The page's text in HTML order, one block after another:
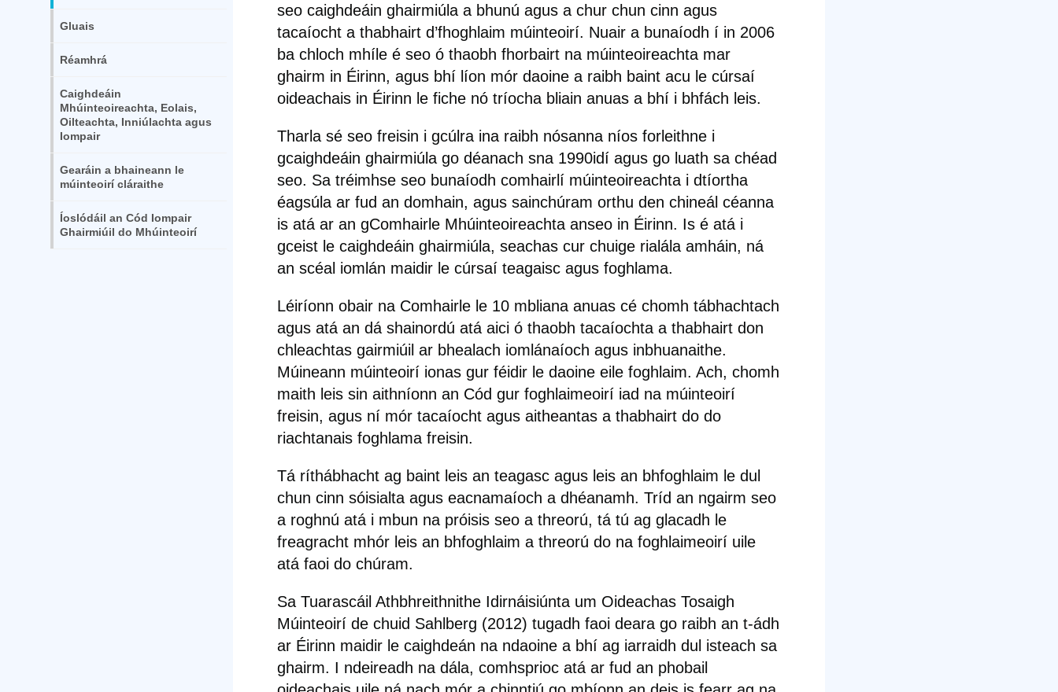
Gluais
Réamhrá
Caighdeáin
Mhúinteoireachta, Eolais,
Oilteachta, Inniúlachta agus
Iompair
Gearáin a bhaineann le
múinteoirí cláraithe
Íoslódáil an Cód Iompair
Ghairmiúil do Mhúinteoirí
seo caighdeáin ghairmiúla a bhunú agus a chur chun cinn agus
tacaíocht a thabhairt d’fhoghlaim múinteoirí. Nuair a bunaíodh í in 2006
ba chloch mhíle é seo ó thaobh fhorbairt na múinteoireachta mar
ghairm in Éirinn, agus bhí líon mór daoine a raibh baint acu le cúrsaí
oideachais in Éirinn le fiche nó tríocha bliain anuas a bhí i bhfách leis.
Tharla sé seo freisin i gcúlra ina raibh nósanna níos forleithne i
gcaighdeáin ghairmiúla go déanach sna 1990idí agus go luath sa chéad
seo. Sa tréimhse seo bunaíodh comhairlí múinteoireachta i dtíortha
éagsúla ar fud an domhain, agus sainchúram orthu den chineál céanna
is atá ar an gComhairle Mhúinteoireachta anseo in Éirinn. Is é atá i
gceist le caighdeáin ghairmiúla, seachas cur chuige rialála amháin, ná
an scéal iomlán maidir le cúrsaí teagaisc agus foghlama.
Léiríonn obair na Comhairle le 10 mbliana anuas cé chomh tábhachtach
agus atá an dá shainordú atá aici ó thaobh tacaíochta a thabhairt don
chleachtas gairmiúil ar bhealach iomlánaíoch agus inbhuanaithe.
Múineann múinteoirí ionas gur féidir le daoine eile foghlaim. Ach, chomh
maith leis sin aithníonn an Cód gur foghlaimeoirí iad na múinteoirí
freisin, agus ní mór tacaíocht agus aitheantas a thabhairt do do
riachtanais foghlama freisin.
Tá ríthábhacht ag baint leis an teagasc agus leis an bhfoghlaim le dul
chun cinn sóisialta agus eacnamaíoch a dhéanamh. Tríd an ngairm seo
a roghnú atá i mbun na próisis seo a threorú, tá tú ag glacadh le
freagracht mhór leis an bhfoghlaim a threorú do na foghlaimeoirí uile
atá faoi do chúram.
Sa Tuarascáil Athbhreithnithe Idirnáisiúnta um Oideachas Tosaigh
Múinteoirí de chuid Sahlberg (2012) tugadh faoi deara go raibh an t-ádh
ar Éirinn maidir le caighdeán na ndaoine a bhí ag iarraidh dul isteach sa
ghairm. I ndeireadh na dála, comhsprioc atá ar fud an phobail